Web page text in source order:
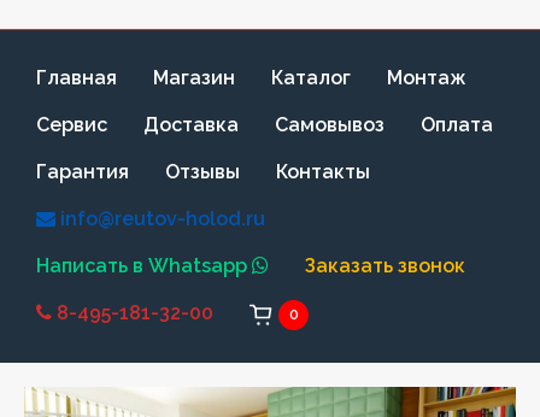
Главная Магазин Каталог Монтаж
Сервис Доставка Самовывоз Оплата
Гарантия Отзывы Контакты
info@reutov-holod.ru
Написать в Whatsapp Заказать звонок
8-495-181-32-00 0